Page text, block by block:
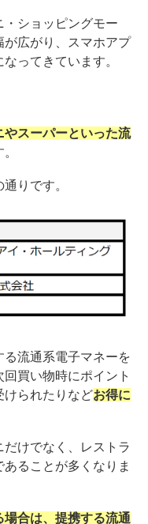
・ショッピングモー
が広がり、スマホアプ
ってきています。
やスーパーといった流
りです。
流通系電子マネーを
買い物時にポイント
けられたりなどお得に
けでなく、レストラ
ることが多くなりま
場合は、提携する流通